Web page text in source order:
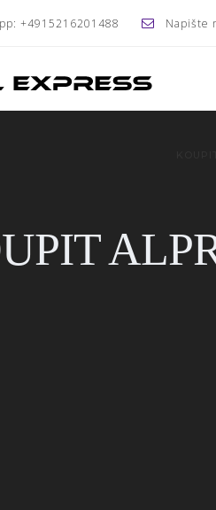
+4915216201488 Napište